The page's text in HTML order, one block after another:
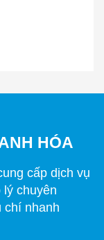
HÓA
cấp dịch vụ
lý chuyên
chí nhanh